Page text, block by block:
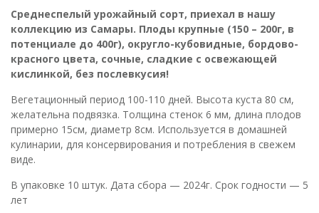
Среднеспелый урожайный сорт, приехал в нашу
коллекцию из Самары. Плоды крупные (150 – 200г, в
потенциале до 400г), округло-кубовидные, бордово-
красного цвета, сочные, сладкие с освежающей
кислинкой, без послевкусия!
Вегетационный период 100-110 дней. Высота куста 80 см,
желательна подвязка. Толщина стенок 6 мм, длина плодов
примерно 15см, диаметр 8см. Используется в домашней
кулинарии, для консервирования и потребления в свежем
виде.
В упаковке 10 штук. Дата сбора — 2024г. Срок годности — 5
лет